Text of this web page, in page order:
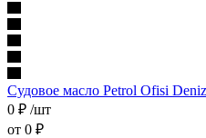
Судовое масло Petrol Ofisi
0 ₽ /шт
от 0 ₽